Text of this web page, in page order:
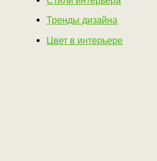
Тренды дизайна
Цвет в интерьере